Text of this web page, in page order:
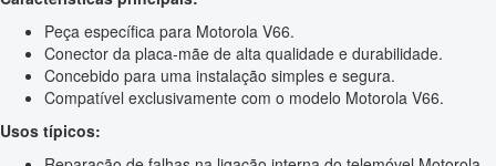
Peça específica para Motorola V66.
Conector da placa-mãe de alta qualidade e durabilidade.
Concebido para uma instalação simples e segura.
Compatível exclusivamente com o modelo Motorola V66.
Usos típicos: